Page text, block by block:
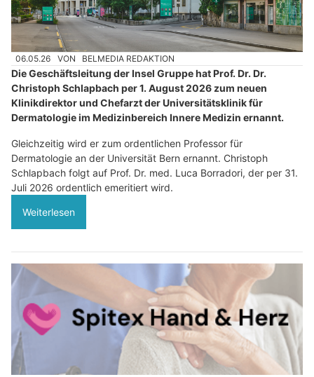
06.05.26 VON BELMEDIA REDAKTION
Die Geschäftsleitung der Insel Gruppe hat Prof. Dr. Dr.
Christoph Schlapbach per 1. August 2026 zum neuen
Klinikdirektor und Chefarzt der Universitätsklinik für
Dermatologie im Medizinbereich Innere Medizin ernannt.
Gleichzeitig wird er zum ordentlichen Professor für
Dermatologie an der Universität Bern ernannt. Christoph
Schlapbach folgt auf Prof. Dr. med. Luca Borradori, der per 31.
Juli 2026 ordentlich emeritiert wird.
Weiterlesen